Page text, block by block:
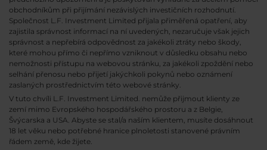
obchodníkům při přijímání nezávislých investičních rozhodnutí.
Společnost L.F. Investment Limited přijala přiměřená opatření, aby
zajistila správnost informací na ní uvedených, nezaručuje však jejich
správnost a nepřebírá odpovědnost za jakékoli ztráty nebo škody,
které mohou přímo či nepřímo vzniknout v důsledku obsahu nebo
nemožnosti přístupu na webovou stránku, za jakékoli zpoždění nebo
selhání přenosu nebo přijetí jakýchkoli pokynů nebo oznámení
zaslaných prostřednictvím této webové stránky.
V tuto chvíli L.F. Investment Limited. nemůže přijmout klienty ze
zemí mimo Evropského hospodářského prostoru a z Belgie,
Švýcarska a USA. Abyste se stal/a naším klientem, musíte dosáhnout
18 let věku nebo potřebné hranice plnoletosti stanovené právním
řádem země, kde žijete.